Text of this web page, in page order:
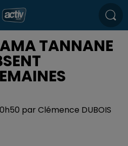
TANNANE
par Clémence DUBOIS